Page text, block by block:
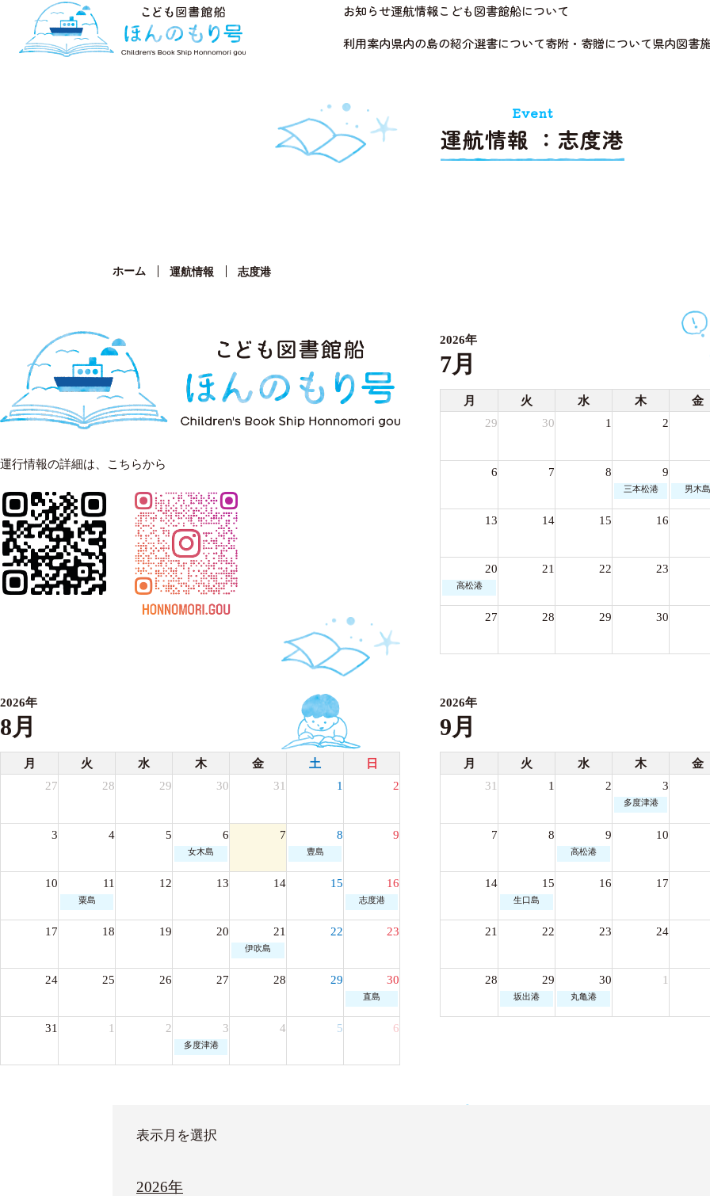
お知らせ運航情報こども図書館船について
利用案内県内の島の紹介選書について寄附・寄贈について県内図書
運航情報 ：志度港
Event
ホーム 運航情報 志度港
運行情報の詳細は、こちらから
2026年
7月
月 火 水 木
金
29
30 1 2
6 7 8 9
三本松港 男木島
13 14 15 16
20 21 22 23
高松港
27 28 29 30
2026年
8月
月 火 水 木 金 土
日
27
28 29 30 31 1 2
3 4 5 6 7 8 9
女木島 豊島
10 11 12 13 14 15 16
粟島 志度港
17 18 19 20 21 22 23
伊吹島
24 25 26 27 28 29 30
直島
31 1 2 3 4 5 6
多度津港
2026年
9月
月 火 水 木
金
31
1 2 3
多度津港
7 8 9 10
高松港
14 15 16 17
生口島
21 22 23 24
28 29 30 1
坂出港 丸亀港
表示月を選択
2026年